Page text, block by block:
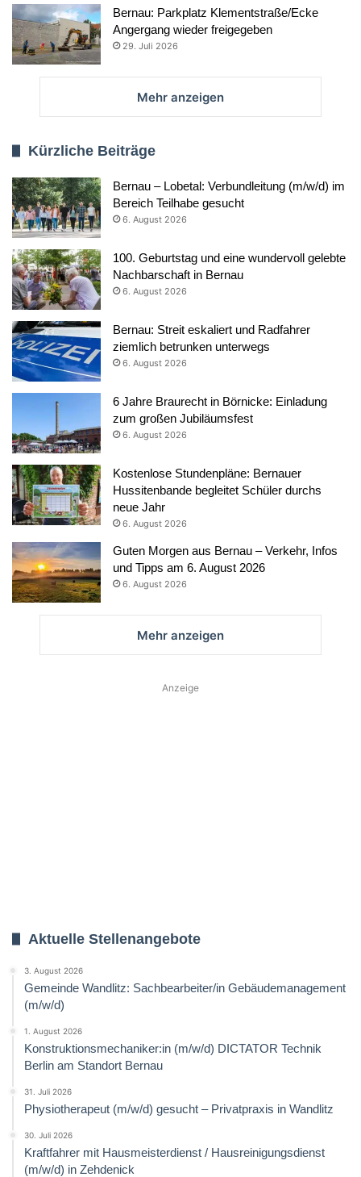
Bernau: Parkplatz Klementstraße/Ecke
Angergang wieder freigegeben
29. Juli 2026
Mehr anzeigen
Kürzliche Beiträge
Bernau – Lobetal: Verbundleitung (m/w/d) im
Bereich Teilhabe gesucht
6. August 2026
100. Geburtstag und eine wundervoll gelebte
Nachbarschaft in Bernau
6. August 2026
Bernau: Streit eskaliert und Radfahrer
ziemlich betrunken unterwegs
6. August 2026
6 Jahre Braurecht in Börnicke: Einladung
zum großen Jubiläumsfest
6. August 2026
Kostenlose Stundenpläne: Bernauer
Hussitenbande begleitet Schüler durchs
neue Jahr
6. August 2026
Guten Morgen aus Bernau – Verkehr, Infos
und Tipps am 6. August 2026
6. August 2026
Mehr anzeigen
Anzeige
Aktuelle Stellenangebote
3. August 2026
Gemeinde Wandlitz: Sachbearbeiter/in Gebäudemanagement
(m/w/d)
1. August 2026
Konstruktionsmechaniker:in (m/w/d) DICTATOR Technik
Berlin am Standort Bernau
31. Juli 2026
Physiotherapeut (m/w/d) gesucht – Privatpraxis in Wandlitz
30. Juli 2026
Kraftfahrer mit Hausmeisterdienst / Hausreinigungsdienst
(m/w/d) in Zehdenick